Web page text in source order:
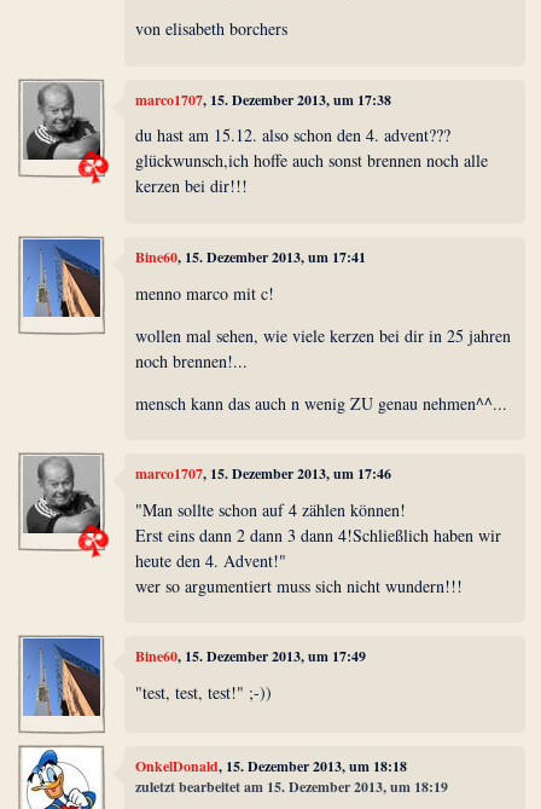
von elisabeth borchers
marco1707, 15. Dezember 2013, um 17:38
du hast am 15.12. also schon den 4. advent???
glückwunsch,ich hoffe auch sonst brennen noch alle
kerzen bei dir!!!
Bine60, 15. Dezember 2013, um 17:41
menno marco mit c!
wollen mal sehen, wie viele kerzen bei dir in 25 jahren
noch brennen!...
mensch kann das auch n wenig ZU genau nehmen^^...
marco1707, 15. Dezember 2013, um 17:46
"Man sollte schon auf 4 zählen können!
Erst eins dann 2 dann 3 dann 4!Schließlich haben wir
heute den 4. Advent!"
wer so argumentiert muss sich nicht wundern!!!
Bine60, 15. Dezember 2013, um 17:49
"test, test, test!" ;-))
OnkelDonald, 15. Dezember 2013, um 18:18
zuletzt bearbeitet am 15. Dezember 2013, um 18:19